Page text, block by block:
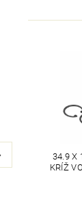
34.9 X
KRÍŽ